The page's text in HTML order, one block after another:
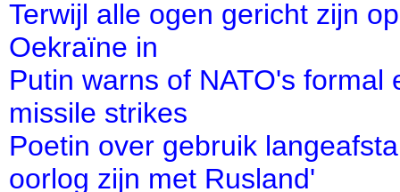
Terwijl alle ogen gericht zijn
Oekraïne in
Putin warns of NATO's
missile strikes
Poetin over gebruik
oorlog zijn met Rusland'